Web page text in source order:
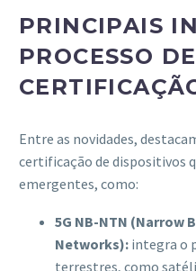
PRINCIPAIS
PROCESSO DE
Entre as novidades,
certificação de dispositivos
emergentes, como:
5G NB-NTN (Narrow
Networks): integra o
terrestres, como